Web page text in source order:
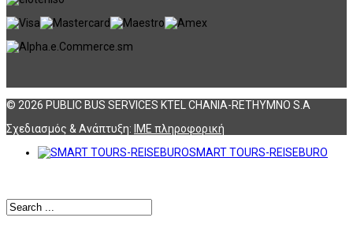
© 2026 PUBLIC BUS SERVICES KTEL CHANIA-RETHYMNO S.A
Σχεδιασμός & Ανάπτυξη: ΙΜΕ πληροφορική
SMART TOURS-REISEBURO